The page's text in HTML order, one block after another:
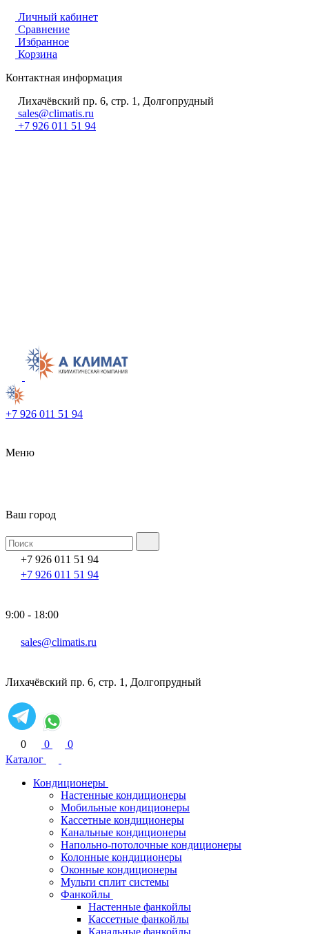
Личный кабинет
Сравнение
Избранное
Корзина
Контактная информация
Лихачёвский пр. 6, стр. 1, Долгопрудный
sales@climatis.ru
+7 926 011 51 94
+7 926 011 51 94
Меню
Ваш город
+7 926 011 51 94
+7 926 011 51 94
9:00 - 18:00
sales@climatis.ru
Лихачёвский пр. 6, стр. 1, Долгопрудный
0 0
0
Каталог
Кондиционеры
Настенные кондиционеры
Мобильные кондиционеры
Кассетные кондиционеры
Канальные кондиционеры
Напольно-потолочные кондиционеры
Колонные кондиционеры
Оконные кондиционеры
Мульти сплит системы
Фанкойлы
Настенные фанкойлы
Кассетные фанкойлы
Канальные фанкойлы